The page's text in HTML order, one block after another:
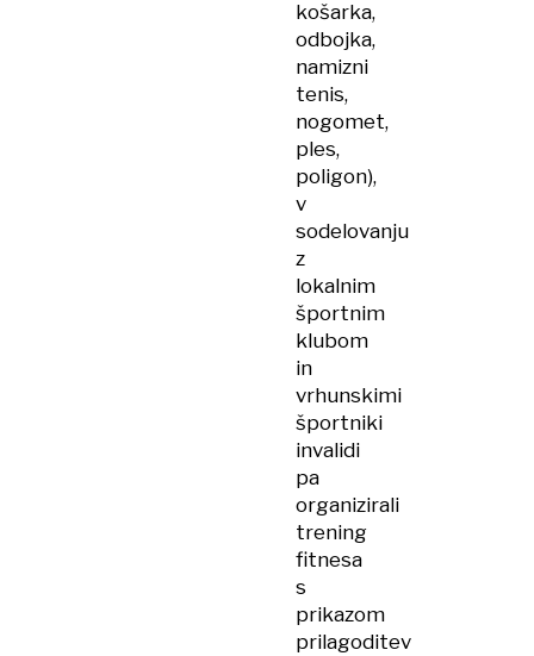
košarka,
odbojka,
namizni
tenis,
nogomet,
ples,
poligon),
v
sodelovanju
z
lokalnim
športnim
klubom
in
vrhunskimi
športniki
invalidi
pa
organizirali
trening
fitnesa
s
prikazom
prilagoditev